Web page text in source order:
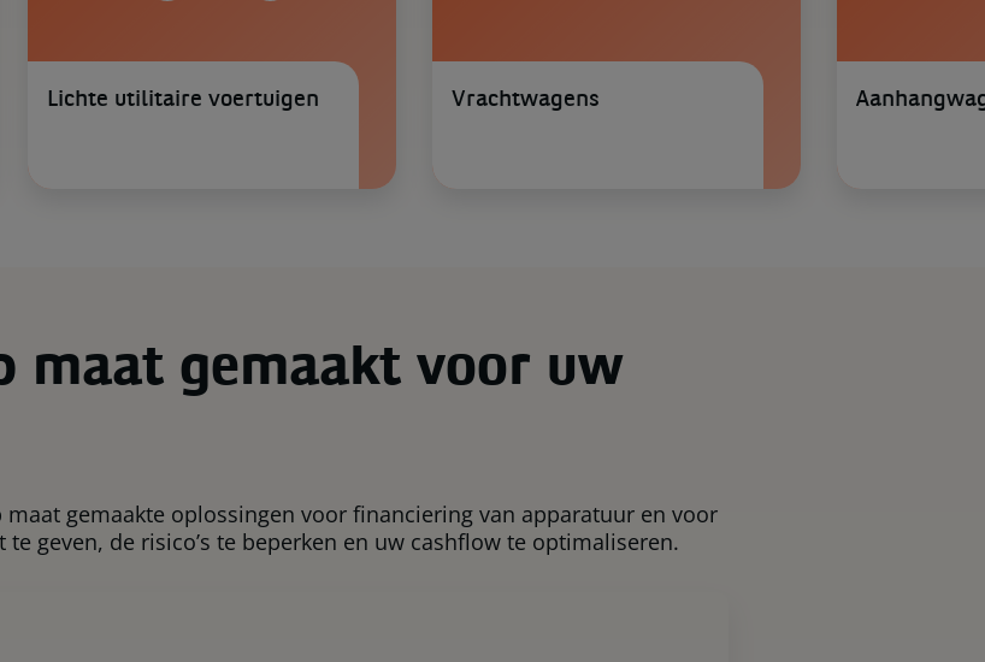
Lichte utilitaire voertuigen Vrachtwagens
maat gemaakt voor uw
gemaakte oplossingen voor financiering van apparatuur en voor
geven, de risico’s te beperken en uw cashflow te optimaliseren.